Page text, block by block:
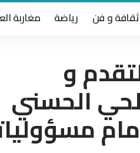
ثقافة و فن رياضة مغاربة
و
الحسني